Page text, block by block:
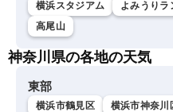
横浜スタジアム
よみうりラ
高尾山
神奈川県の各地の天気
東部
横浜市鶴見区 横浜市神奈川